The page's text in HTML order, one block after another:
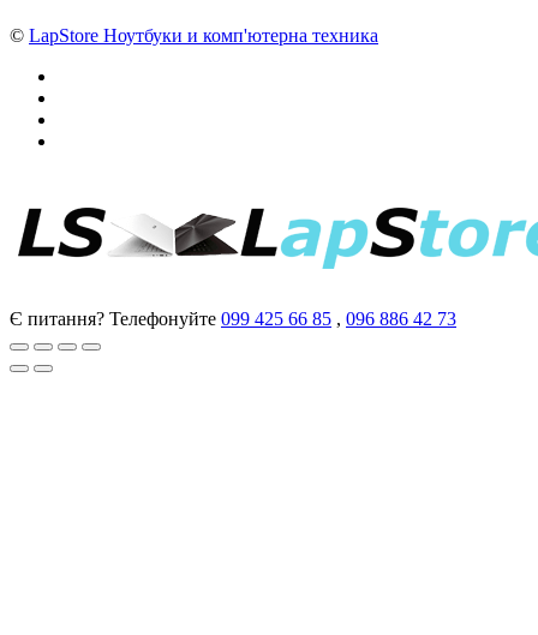
© LapStore Ноутбуки и комп'ютерна техника
Є питання? Телефонуйте 099 425 66 85 , 096 886 42 73